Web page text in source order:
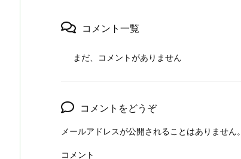
コメント一覧
まだ、コメントがありません
コメントをどうぞ
メールアドレスが公開されることはありません。
コメント